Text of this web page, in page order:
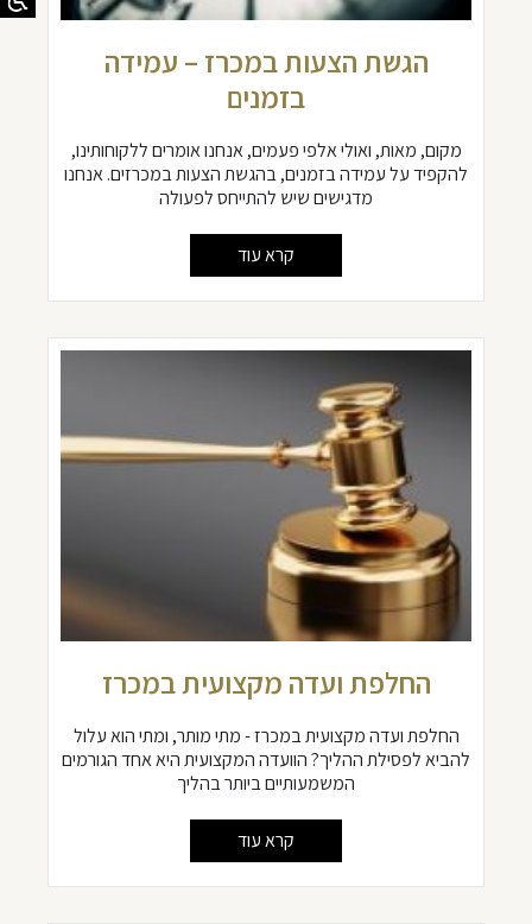
הגשת הצעות במכרז – עמידה
בזמנים
מקום, מאות, ואולי אלפי פעמים, אנחנו אומרים ללקוחותינו,
להקפיד על עמידה בזמנים, בהגשת הצעות במכרזים. אנחנו
מדגישים שיש להתייחס לפעולה
קרא עוד
החלפת ועדה מקצועית במכרז
החלפת ועדה מקצועית במכרז - מתי מותר, ומתי הוא עלול
להביא לפסילת ההליך? הוועדה המקצועית היא אחד הגורמים
המשמעותיים ביותר בהליך
קרא עוד